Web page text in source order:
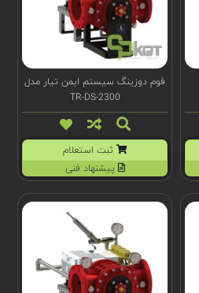
فوم دوزینگ سیستم ایمن تیار مدل
TR-DS-2300
ثبت استعلام
پیشنهاد فنی